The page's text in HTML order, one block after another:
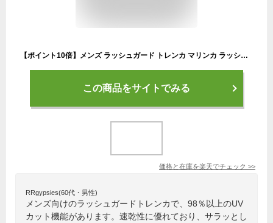
【ポイント10倍】メンズ ラッシュガード トレンカ マリンカ ラッシュトレンカ S〜XXL 全12色 UPF50+ UVカット98％以上 紫外線対策 DRY速乾
この商品をサイトでみる
価格と在庫を楽天でチェック >>
RRgypsies(60代・男性)
メンズ向けのラッシュガードトレンカで、98％以上のUV
カット機能があります。速乾性に優れており、サラッとし